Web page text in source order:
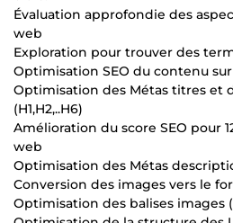
Évaluation approfondie des
web
Exploration pour trouver des
Optimisation SEO du contenu
Optimisation des Métas titres et
(H1,H2,..H6)
Amélioration du score SEO pour
web
Optimisation des Métas
Conversion des images vers le
Optimisation des balises images